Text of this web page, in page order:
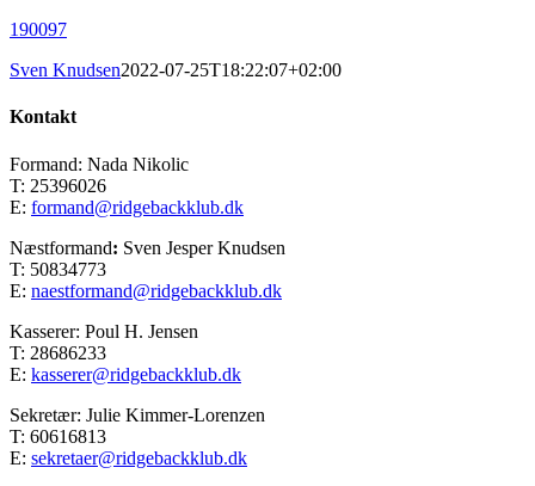
190097
Sven Knudsen2022-07-25T18:22:07+02:00
Kontakt
Formand: Nada Nikolic
T: 25396026
E: formand@ridgebackklub.dk
Næstformand: Sven Jesper Knudsen
T: 50834773
E: naestformand@ridgebackklub.dk
Kasserer: Poul H. Jensen
T: 28686233
E: kasserer@ridgebackklub.dk
Sekretær: Julie Kimmer-Lorenzen
T: 60616813
E: sekretaer@ridgebackklub.dk